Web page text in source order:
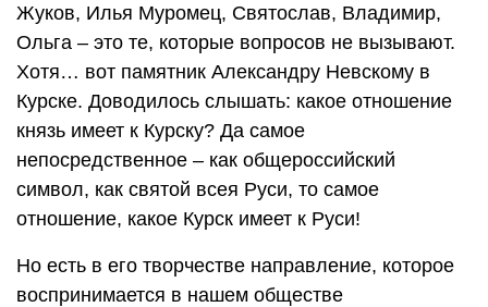
Жуков, Илья Муромец, Святослав, Владимир,
Ольга – это те, которые вопросов не вызывают.
Хотя… вот памятник Александру Невскому в
Курске. Доводилось слышать: какое отношение
князь имеет к Курску? Да самое
непосредственное – как общероссийский
символ, как святой всея Руси, то самое
отношение, какое Курск имеет к Руси!
Но есть в его творчестве направление, которое
воспринимается в нашем обществе